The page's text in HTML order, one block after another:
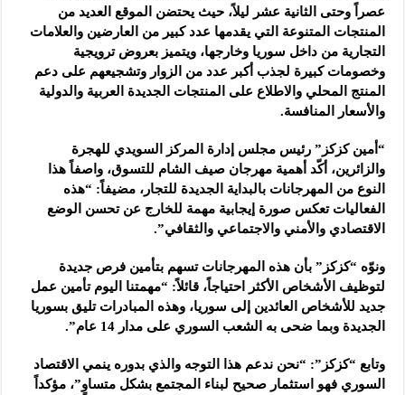
عصراً وحتى الثانية عشر ليلاً، حيث يحتضن الموقع العديد من
المنتجات المتنوعة التي يقدمها عدد كبير من العارضين والعلامات
التجارية من داخل سوريا وخارجها، ويتميز بعروض ترويجية
وخصومات كبيرة لجذب أكبر عدد من الزوار وتشجيعهم على دعم
المنتج المحلي والاطلاع على المنتجات الجديدة العربية والدولية
والأسعار المنافسة.
“أمين كزكز” رئيس مجلس إدارة المركز السويدي للهجرة
والزائرين، أكّد أهمية مهرجان صيف الشام للتسوق، واصفاً هذا
النوع من المهرجانات بالبداية الجديدة للتجار، مضيفاً: “هذه
الفعاليات تعكس صورة إيجابية مهمة للخارج عن تحسن الوضع
الاقتصادي والأمني والاجتماعي والثقافي”.
ونوّه “كزكز” بأن هذه المهرجانات تسهم بتأمين فرص جديدة
لتوظيف الأشخاص الأكثر احتياجاً، قائلاً: “مهمتنا اليوم تأمين عمل
جديد للأشخاص العائدين إلى سوريا، وهذه المبادرات تليق بسوريا
الجديدة وبما ضحى به الشعب السوري على مدار 14 عام”.
وتابع “كزكز”: “نحن ندعم هذا التوجه والذي بدوره ينمي الاقتصاد
السوري فهو استثمار صحيح لبناء المجتمع بشكل متساوٍ”، مؤكداً